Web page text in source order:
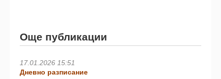
Още публикации
17.01.2026 15:51
Дневно разписание